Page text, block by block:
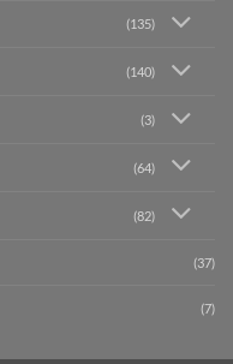
(135)
(140)
(3)
(64)
(82)
(37)
(7)